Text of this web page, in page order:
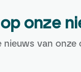
onze
van onze